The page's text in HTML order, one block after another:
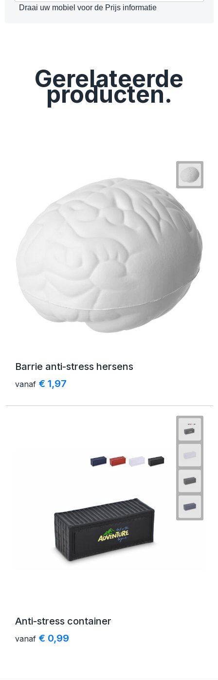
Draai uw mobiel voor de Prijs informatie
Gerelateerde
producten.
Barrie anti-stress hersens
vanaf € 1,97
Anti-stress container
vanaf € 0,99